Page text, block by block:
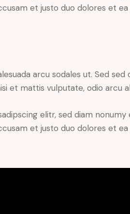
et justo duo dolores et
arcu sodales ut. Sed
et mattis vulputate, odio arcu
elitr, sed diam
et justo duo dolores et